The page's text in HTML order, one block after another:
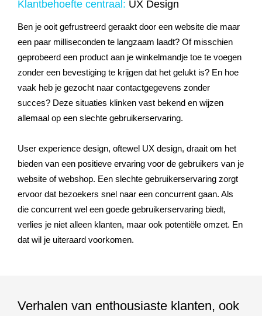
Klantbehoefte centraal: UX Design
Ben je ooit gefrustreerd geraakt door een website die maar
een paar milliseconden te langzaam laadt? Of misschien
geprobeerd een product aan je winkelmandje toe te voegen
zonder een bevestiging te krijgen dat het gelukt is? En hoe
vaak heb je gezocht naar contactgegevens zonder
succes? Deze situaties klinken vast bekend en wijzen
allemaal op een slechte gebruikerservaring.
User experience design, oftewel UX design, draait om het
bieden van een positieve ervaring voor de gebruikers van je
website of webshop. Een slechte gebruikerservaring zorgt
ervoor dat bezoekers snel naar een concurrent gaan. Als
die concurrent wel een goede gebruikerservaring biedt,
verlies je niet alleen klanten, maar ook potentiële omzet. En
dat wil je uiteraard voorkomen.
Verhalen van enthousiaste klanten, ook